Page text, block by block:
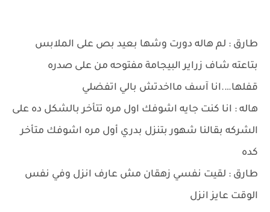
طارق : لم هاله دورت وشها بعيد بص على الملابس
بتاعته شاف زراير البيجامة مفتوحه من على صدره
قفلها….انا آسف مااخدتش بالي اتفضلي
هاله : انا كنت جايه اشوفك اول مره تتأخر بالشكل ده على
الشركه بقالنا شهور بتنزل بدري أول مره اشوفك متأخر
كده
طارق : لقيت نفسي زهقان مش عارف انزل وفي نفس
الوقت عايز انزل